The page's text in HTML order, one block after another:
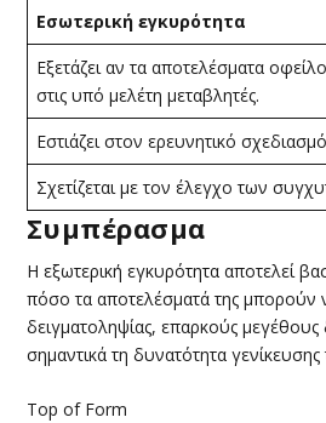
Εσωτερική εγκυρότητα
Εξετάζει αν τα αποτελέσματα
στις υπό μελέτη μεταβλητές.
Εστιάζει στον ερευνητικό
Σχετίζεται με τον έλεγχο των
Συμπέρασμα
Η εξωτερική εγκυρότητα αποτελεί
πόσο τα αποτελέσματά της
δειγματοληψίας, επαρκούς
σημαντικά τη δυνατότητα
Top of Form